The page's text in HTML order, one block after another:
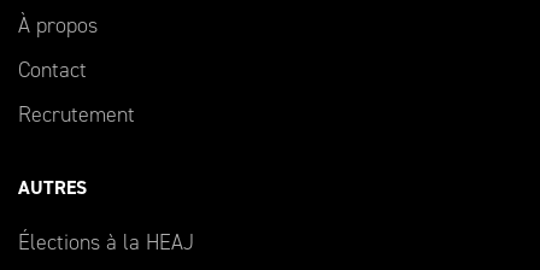
À propos
Contact
Recrutement
AUTRES
Élections à la HEAJ